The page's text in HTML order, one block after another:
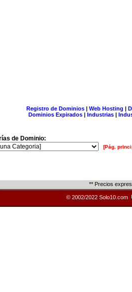
Registro de Dominios| Web Hosting |
Dominios Expirados | Industrias |
de Dominio:
[Pág.
** Precios
© 2002/2022 Solo10.com